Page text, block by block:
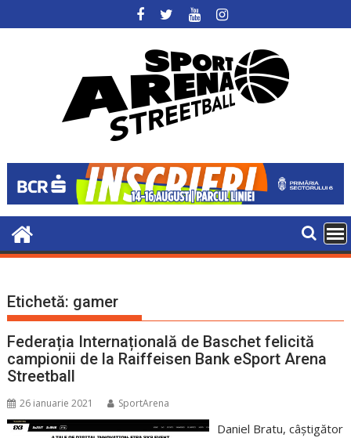
to
Etichetă: gamer
Federația Internațională de Baschet felicită
campionii de la Raiffeisen Bank eSport Arena
Streetball
26 ianuarie 2021 SportArena
Daniel Bratu, câștigător